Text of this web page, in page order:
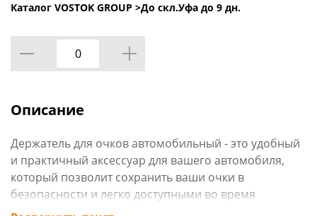
Каталог VOSTOK GROUP >До скл.Уфа до 9 дн.
Описание
Держатель для очков автомобильный - это удобный
и практичный аксессуар для вашего автомобиля,
который позволит сохранить ваши очки в
безопасности и легко доступными во время
вождения. Он крепится на солнцезащитный козырек